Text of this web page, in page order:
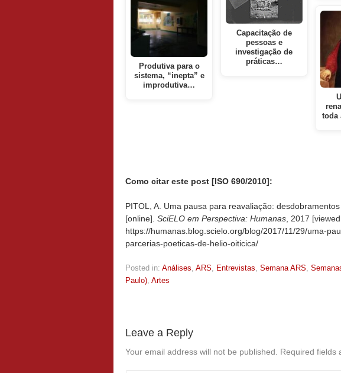
Produtiva para o
sistema, “inepta” e
improdutiva…
Capacitação de
pessoas e
investigação de
práticas…
toda
Como citar este post [ISO 690/2010]:
PITOL, A. Uma pausa para reavaliação:
[online]. SciELO em Perspectiva: Humanas , 2017 [viewed
https://humanas.blog.scielo.org/blog/2017/11/29/uma-
parcerias-poeticas-de-helio-oiticica/
Posted in: Análises, ARS, Entrevistas, Semana ARS,
Paulo), Artes
Leave a Reply
Your email address will not be published. Required fields